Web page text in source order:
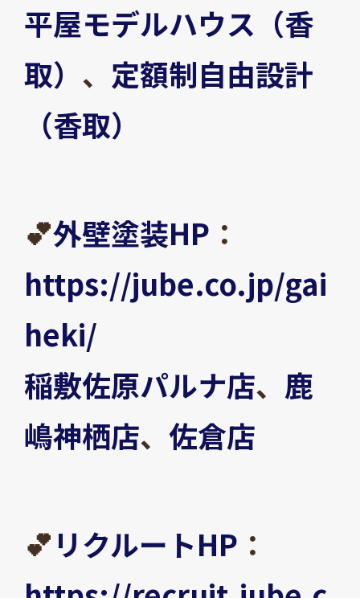
平屋モデルハウス（香
取） 、 定額制自由設計
（香取）
💕外壁塗装HP ：
https://jube.co.jp/gai
heki/
稲敷佐原パルナ店、 鹿
嶋神栖店、 佐倉店
💕リクルートHP ：